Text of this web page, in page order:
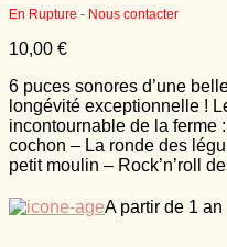
En Rupture - Nous contacter
10,00 €
6 puces sonores d’une
longévité exceptionnelle !
incontournable de la ferme
cochon – La ronde des
petit moulin – Rock’n’roll
A partir de 1 an